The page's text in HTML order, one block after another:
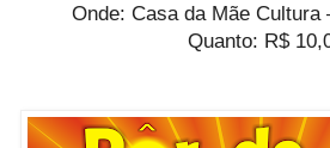
Onde: Casa da Mãe Cultura
Quanto: R$